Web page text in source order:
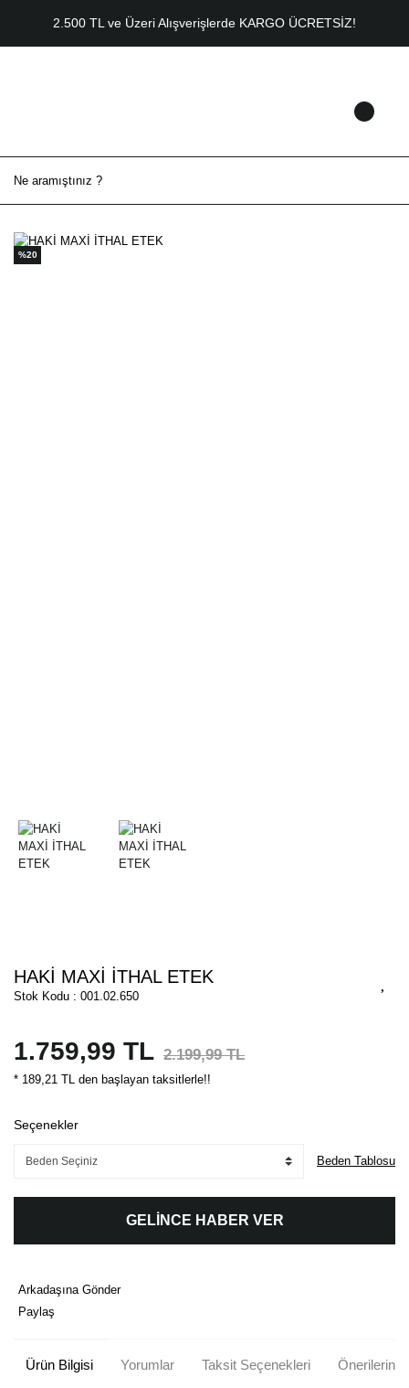
2.500 TL ve Üzeri Alışverişlerde KARGO ÜCRETSİZ!
%20
HAKİ MAXİ İTHAL ETEK
Stok Kodu : 001.02.650
1.759,99 TL 2.199,99 TL
* 189,21 TL den başlayan taksitlerle!!
Seçenekler
Beden Tablosu
GELİNCE HABER VER
Arkadaşına Gönder
Paylaş
Ürün Bilgisi Yorumlar Taksit Seçenekleri Önerileriniz